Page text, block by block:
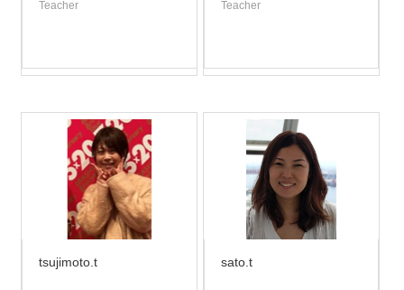
Teacher Teacher
tsujimoto.t sato.t